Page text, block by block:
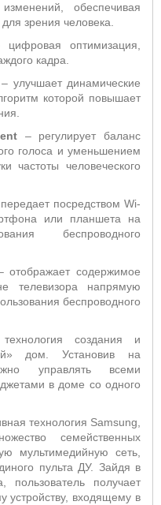
обеспечивая
зрения человека.
оптимизация,
кадра.
– улучшает динамические
которой повышает
– регулирует баланс
голоса и уменьшением
частоты человеческого
посредством Wi-
или планшета на
беспроводного
отображает содержимое
телевизора напрямую
беспроводного
создания и
дом. Установив на
управлять всеми
в доме со одного
технология Samsung,
семейственных
мультимедийную сеть,
пульта ДУ. Зайдя в
пользователь получает
устройству, входящему в